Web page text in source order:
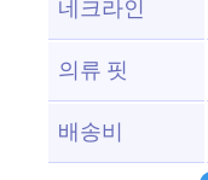
네크라인
의류 핏
배송비